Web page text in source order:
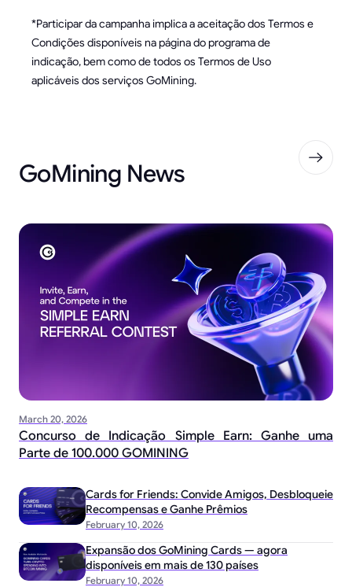
*Participar da campanha implica a aceitação dos Termos e
Condições disponíveis na página do programa de
indicação, bem como de todos os Termos de Uso
aplicáveis dos serviços GoMining.
GoMining News
March 20, 2026
Concurso de Indicação Simple Earn: Ganhe uma
Parte de 100.000 GOMINING
February 10, 2026
Cards for Friends: Convide Amigos, Desbloqueie
Recompensas e Ganhe Prêmios
February 10, 2026
Expansão dos GoMining Cards — agora
disponíveis em mais de 130 países